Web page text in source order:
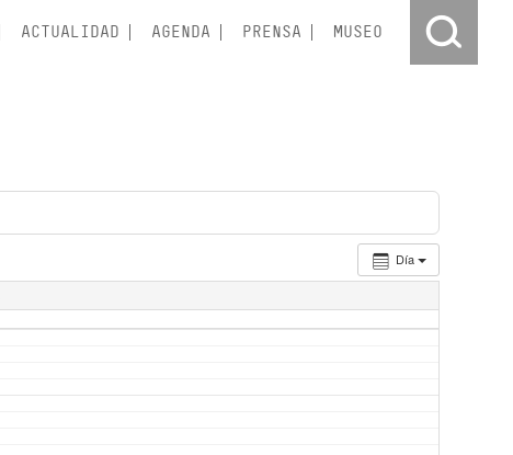
ACTUALIDAD AGENDA PRENSA MUSEO
Día